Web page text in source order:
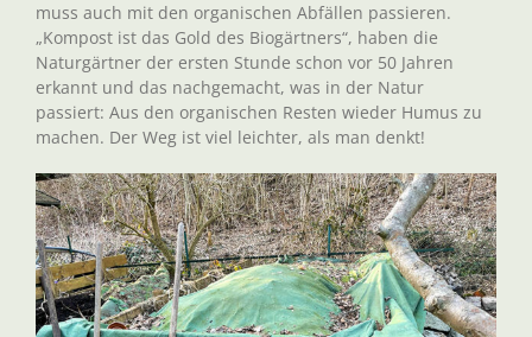
muss auch mit den organischen Abfällen passieren.
„Kompost ist das Gold des Biogärtners“, haben die
Naturgärtner der ersten Stunde schon vor 50 Jahren
erkannt und das nachgemacht, was in der Natur
passiert: Aus den organischen Resten wieder Humus zu
machen. Der Weg ist viel leichter, als man denkt!